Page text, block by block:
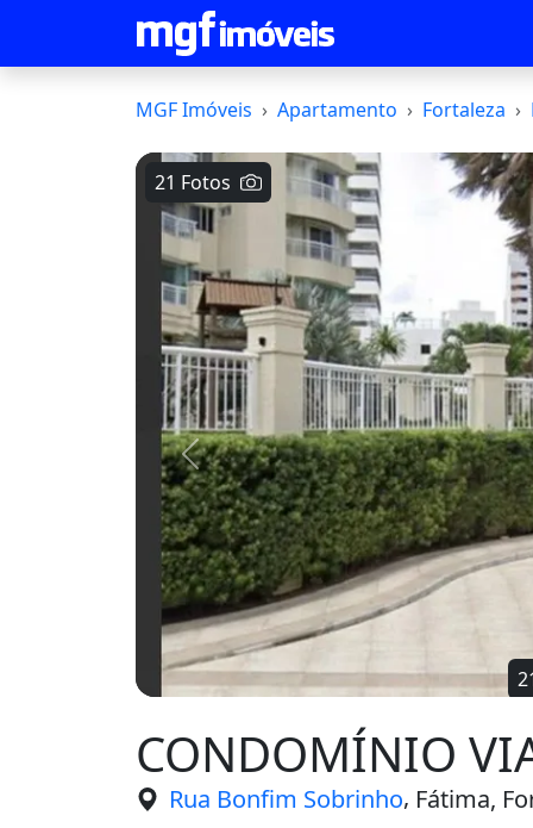
MGF Imóveis Apartamento Fortaleza
21 Fotos
Voltar
CONDOMÍNIO
Rua Bonfim Sobrinho, Fátima,